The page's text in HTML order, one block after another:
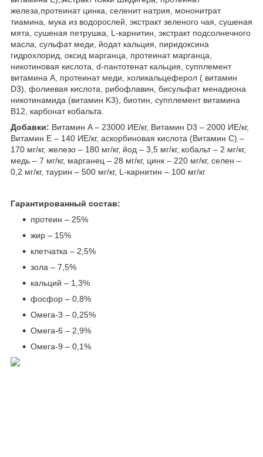
железа,протеинат цинка, селенит натрия, мононитрат
тиамина, мука из водорослей, экстракт зеленого чая, сушеная
мята, сушеная петрушка, L-карнитин, экстракт подсолнечного
масла, сульфат меди, йодат кальция, пиридоксина
гидрохлорид, оксид марганца, протеинат марганца,
никотиновая кислота, d-пантотенат кальция, супплемент
витамина A, протеинат меди, холикальцеферол ( витамин
D3), фолиевая кислота, рибофлавин, бисульфат менадиона
никотинамида (витамин K3), биотин, супплемент витамина
В12, карбонат кобальта.
Добавки: Витамин A – 23000 ИЕ/кг, Витамин D3 – 2000 ИЕ/кг,
Витамин Е – 140 ИЕ/кг, аскорбиновая кислота (Витамин С) –
170 мг/кг, железо – 180 мг/кг, йод – 3,5 мг/кг, кобальт – 2 мг/кг,
медь – 7 мг/кг, марганец – 28 мг/кг, цинк – 220 мг/кг, селен –
0,2 мг/кг, таурин – 500 мг/кг, L-карнитин – 100 мг/кг
Гарантированный состав:
протеин – 25%
жир – 15%
клетчатка – 2,5%
зола – 7,5%
кальций – 1,3%
фосфор – 0,8%
Омега-3 – 0,25%
Омега-6 – 2,9%
Омега-9 – 0,1%